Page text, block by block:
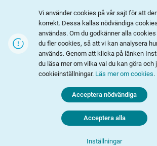
Vi använder cookies på vår sajt för att
korrekt. Dessa kallas nödvändiga
användas. Om du godkänner alla
du fler cookies, så att vi kan analysera
används. Genom att klicka på länken
du läsa mer om vilka val du kan göra och
cookieinställningar. Läs mer om cookies.
Inställningar
Acceptera nödvändiga
Acceptera alla